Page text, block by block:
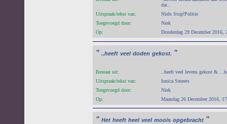
dat..
Uitspraak/tekst van:
Niels Stop!Politie
Toegevoegd door:
Niek
Op:
Donderdag 29 December 2016,
" ..heeft veel doden gekost. "
Bestaat uit:
..heeft veel levens gekost &
Uitspraak/tekst van:
Ionica Smeets
Toegevoegd door:
Niek
Op:
Maandag 26 December 2016,
" Het heeft heel veel moois opgebracht "